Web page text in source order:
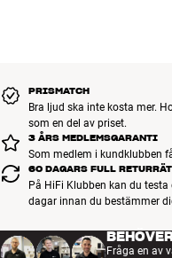
PRISMATCH
Bra ljud ska inte kosta mer.
som en del av priset.
3 ÅRS MEDLEMSGARANTI
Som medlem i kundklubben
60 DAGARS FULL
På HiFi Klubben kan du
dagar innan du bestämmer
Fråga en av